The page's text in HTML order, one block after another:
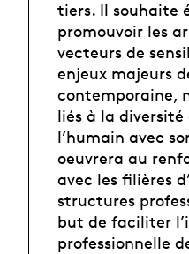
tiers. Il souhaite
promouvoir les
vecteurs de
enjeux majeurs
contemporaine,
liés à la
l’humain avec
oeuvrera au
avec les filières
structures
but de faciliter
professionnelle